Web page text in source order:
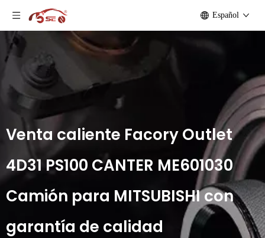
Español
Venta caliente Facory Outlet
4D31 PS100 CANTER ME601030
Camión para MITSUBISHI con
garantía de calidad